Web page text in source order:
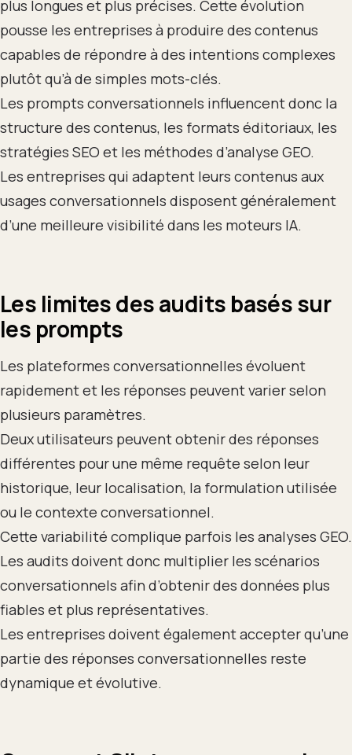
plus longues et plus précises. Cette évolution
pousse les entreprises à produire des contenus
capables de répondre à des intentions complexes
plutôt qu’à de simples mots-clés.
Les prompts conversationnels influencent donc la
structure des contenus, les formats éditoriaux, les
stratégies SEO et les méthodes d’analyse GEO.
Les entreprises qui adaptent leurs contenus aux
usages conversationnels disposent généralement
d’une meilleure visibilité dans les moteurs IA.
Les limites des audits basés sur
les prompts
Les plateformes conversationnelles évoluent
rapidement et les réponses peuvent varier selon
plusieurs paramètres.
Deux utilisateurs peuvent obtenir des réponses
différentes pour une même requête selon leur
historique, leur localisation, la formulation utilisée
ou le contexte conversationnel.
Cette variabilité complique parfois les analyses GEO.
Les audits doivent donc multiplier les scénarios
conversationnels afin d’obtenir des données plus
fiables et plus représentatives.
Les entreprises doivent également accepter qu’une
partie des réponses conversationnelles reste
dynamique et évolutive.